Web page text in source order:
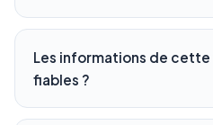
Les informations de
fiables ?